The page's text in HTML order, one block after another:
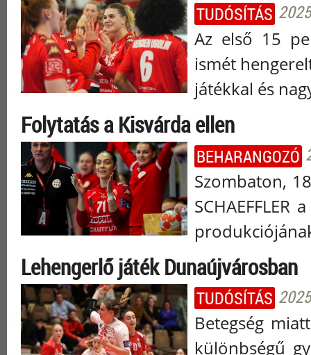
TUDÓSÍTÁS
Az első 15
ismét
játékkal és
Folytatás a Kisvárda ellen
BEHARANGOZÓ
Szombaton,
Lehengerlő játék Dunaújvárosban
TUDÓSÍTÁS
Betegség
különbségű